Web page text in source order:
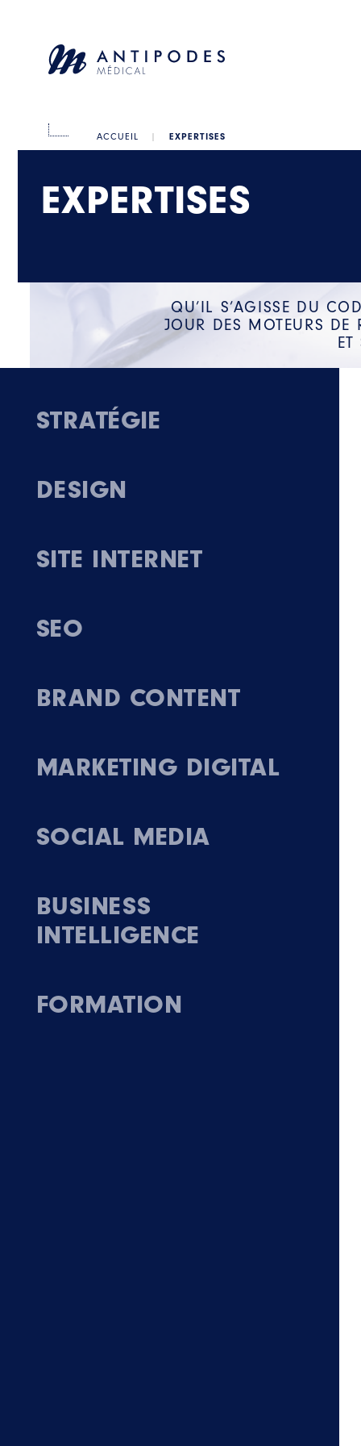
ACCUEIL | EXPERTISES
EXPERTISES
QU’IL S’AGISSE DU
JOUR DES MOTEURS DE
STRATÉGIE
DESIGN
SITE INTERNET
SEO
BRAND CONTENT
MARKETING DIGITAL
SOCIAL MEDIA
BUSINESS
INTELLIGENCE
FORMATION